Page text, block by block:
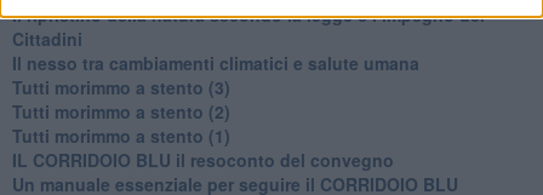
​Il ripristino della natura secondo la legge e l’impegno dei
Cittadini
Il nesso tra cambiamenti climatici e salute umana
Tutti morimmo a stento (3)
Tutti morimmo a stento (2)
​Tutti morimmo a stento (1)
IL CORRIDOIO BLU il resoconto del convegno
Un manuale essenziale per seguire il CORRIDOIO BLU